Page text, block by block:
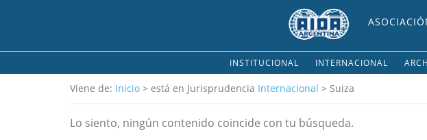
INSTITUCIONAL INTERNACIONAL
Viene de: Inicio > está en Jurisprudencia Internacional > Suiza
Lo siento, ningún contenido coincide con tu búsqueda.